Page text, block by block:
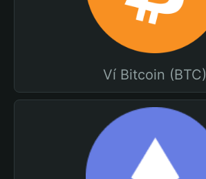
Ví Bitcoin (BTC)